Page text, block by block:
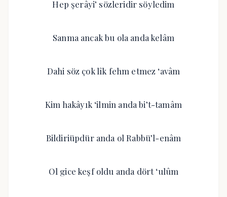
Hep şerâyi’ sözleridir söyledim
Sanma ancak bu ola anda kelâm
Dahi söz çok lîk fehm etmez ‘avâm
Kim hakâyık ‘ilmin anda bi’t-tamâm
Bildiriüpdür anda ol Rabbü’l-enâm
Ol gice keşf oldu anda dört ‘ulûm